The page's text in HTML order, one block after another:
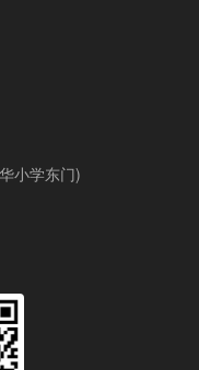
小学东门)